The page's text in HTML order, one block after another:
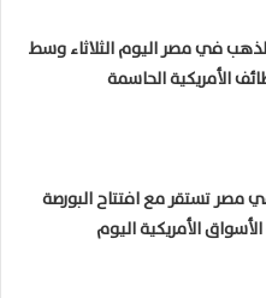
في مصر اليوم الثلاثاء وسط
الأمريكية الحاسمة
مصر تستقر مع افتتاح البورصة
الأمريكية اليوم